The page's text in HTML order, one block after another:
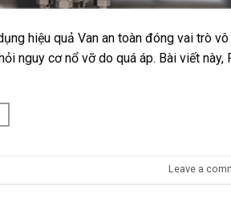
hiệu quả Van an toàn đóng vai trò vô
nguy cơ nổ vỡ do quá áp. Bài viết này,
Leave a